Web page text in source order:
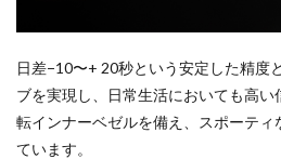
日差−10〜+ 20秒という安定した精度
ブを実現し、日常生活においても高
転インナーベゼルを備え、スポーティ
ています。